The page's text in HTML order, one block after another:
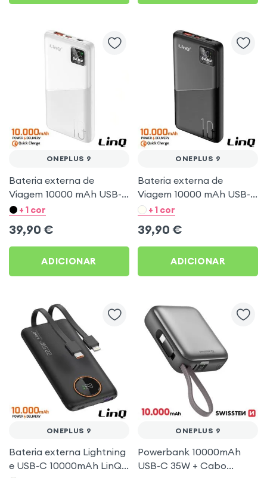
ONEPLUS 9
Bateria externa de
Viagem 10000 mAh USB-
C + USB - Branco para
+ 1 cor
39,90 €
ADICIONAR
ONEPLUS 9
Bateria externa de
Viagem 10000 mAh USB-
C + USB - Preto para
+ 1 cor
39,90 €
ADICIONAR
ONEPLUS 9
Bateria externa Lightning
e USB-C 10000mAh LinQ
ONEPLUS 9
Powerbank 10000mAh
USB-C 35W + Cabo